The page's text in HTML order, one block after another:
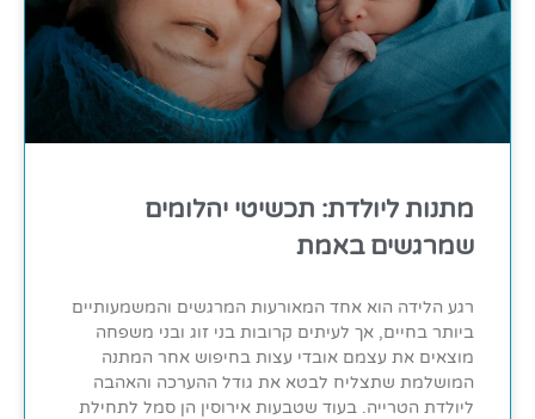
מתנות ליולדת: תכשיטי יהלומים
שמרגשים באמת
רגע הלידה הוא אחד המאורעות המרגשים והמשמעותיים
ביותר בחיים, אך לעיתים קרובות בני זוג ובני משפחה
מוצאים את עצמם אובדי עצות בחיפוש אחר המתנה
המושלמת שתצליח לבטא את גודל ההערכה והאהבה
ליולדת הטרייה. בעוד שטבעות אירוסין הן סמל לתחילת